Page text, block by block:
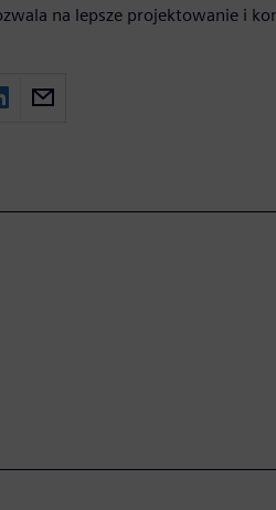
na lepsze projektowanie i